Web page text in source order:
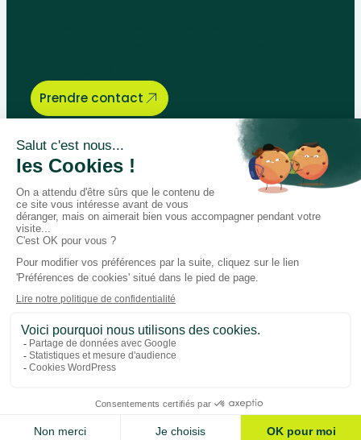
Prendre contact
Bégénat
Niveau d’enseignement
Actualités
Politique de retour
Paiement 100% sécurisé
Suivez-nous sur les réseaux
FacebookInstagram
Données personnelles